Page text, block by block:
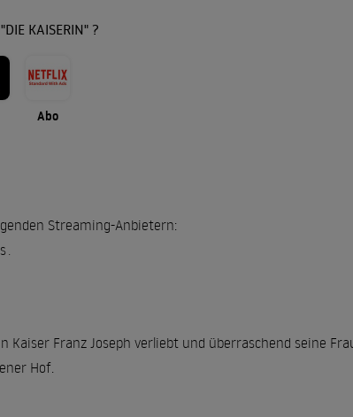
KAISERIN" ?
Abo
Streaming-Anbietern:
Kaiser Franz Joseph verliebt und überraschend seine
Hof.